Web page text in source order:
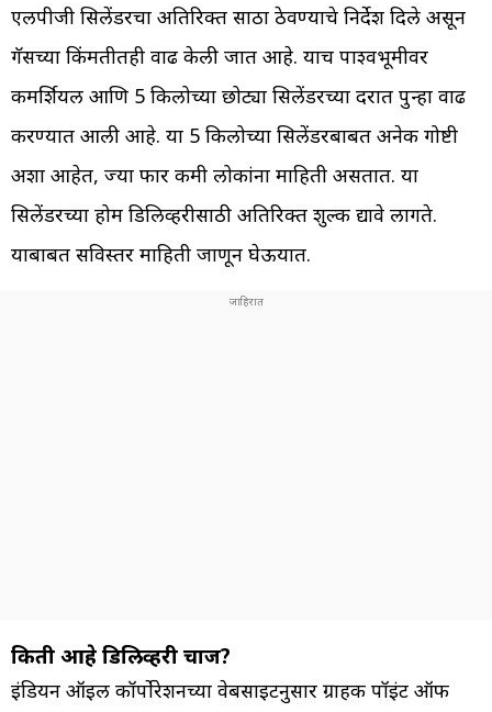
एलपीजी सिलेंडरचा अतिरिक्त साठा ठेवण्याचे निर्देश दिले असून
गॅसच्या किंमतीतही वाढ केली जात आहे. याच पार्श्वभूमीवर
कमर्शियल आणि 5 किलोच्या छोट्या सिलेंडरच्या दरात पुन्हा वाढ
करण्यात आली आहे. या 5 किलोच्या सिलेंडरबाबत अनेक गोष्टी
अशा आहेत, ज्या फार कमी लोकांना माहिती असतात. या
सिलेंडरच्या होम डिलिव्हरीसाठी अतिरिक्त शुल्क द्यावे लागते.
याबाबत सविस्तर माहिती जाणून घेऊयात.
किती आहे डिलिव्हरी चार्ज?
इंडियन ऑइल कॉर्पोरेशनच्या वेबसाइटनुसार ग्राहक पॉइंट ऑफ